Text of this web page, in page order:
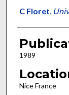
C Floret,
1989
Nice France